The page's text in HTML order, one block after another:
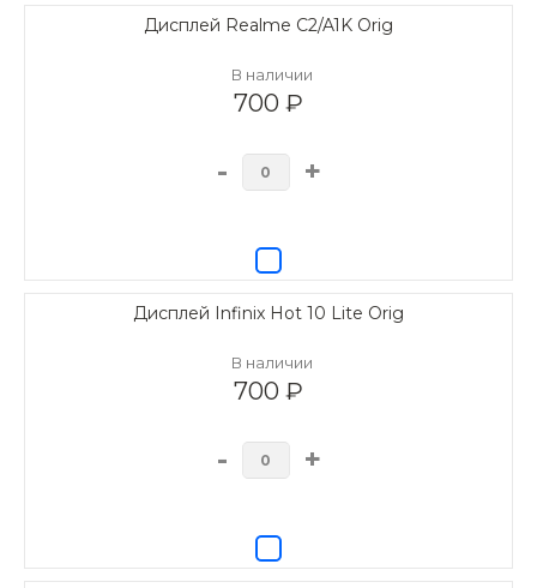
Дисплей Realme C2/A1K Orig
В наличии
700 ₽
- +
Дисплей Infinix Hot 10 Lite Orig
В наличии
700 ₽
- +